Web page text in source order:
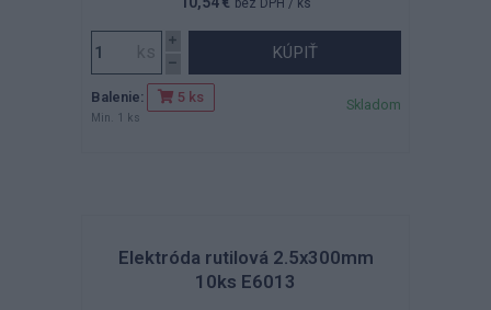
KÚPIŤ
Balenie: 5 ks
Min. 1 ks
Skladom
Elektróda rutilová 2.5x300mm
10ks E6013